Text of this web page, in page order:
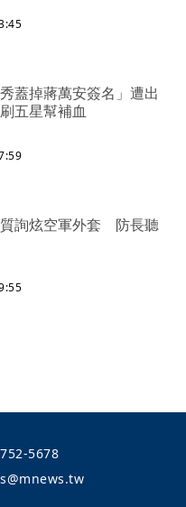
蓋掉蔣萬安簽名」遭出
五星幫補血
詢炫空軍外套 防長聽
5678